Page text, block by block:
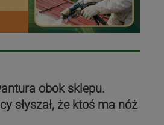
obok sklepu.
słyszał, że ktoś ma nóż